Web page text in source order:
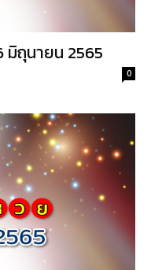
มิถุนายน 2565
0